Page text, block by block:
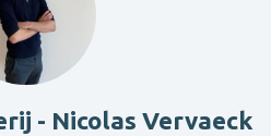
- Nicolas Vervaeck